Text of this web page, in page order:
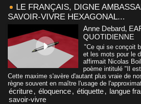
LE FRANÇAIS, DIGNE
SAVOIR-VIVRE HEXAGONAL...
Anne Debard,
QUOTIDIENNE
"Ce qui se conçoit
et les mots pour le
affirmait Nicolas
poème intitulé "Il
Cette maxime s'avère d'autant plus vraie de
règne souvent en maître l'usage de
écriture, éloquence, étiquette, langue
savoir-vivre